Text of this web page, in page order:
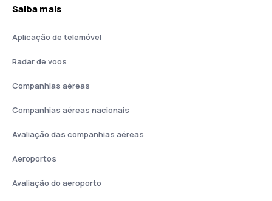
Saiba mais
Aplicação de telemóvel
Radar de voos
Companhias aéreas
Companhias aéreas nacionais
Avaliação das companhias aéreas
Aeroportos
Avaliação do aeroporto